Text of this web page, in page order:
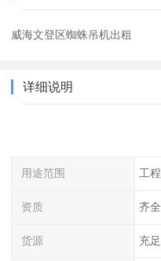
威海文登区蜘蛛吊机出租
详细说明
用途范围 工程
资质 齐全
货源 充足